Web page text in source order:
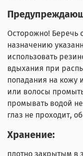
Осторожно! Беречь
назначению
использовать
вдыхания при
попадания на кожу
или волосы
промывать водой
глаз не проходит,
Хранение:
плотно закрытым в